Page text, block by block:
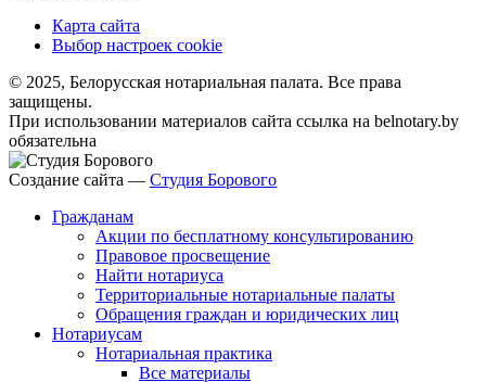
Карта сайта
Выбор настроек cookie
© 2025, Белорусская нотариальная палата. Все права
защищены.
При использовании материалов сайта ссылка на belnotary.by
обязательна
Создание сайта — Студия Борового
Гражданам
Акции по бесплатному консультированию
Правовое просвещение
Найти нотариуса
Территориальные нотариальные палаты
Обращения граждан и юридических лиц
Нотариусам
Нотариальная практика
Все материалы